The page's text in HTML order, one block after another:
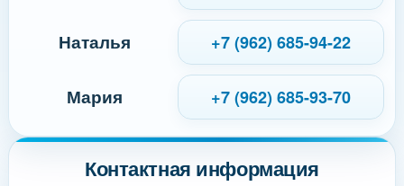
Контактная информация
Наталья +7 (962) 685-94-22
Мария +7 (962) 685-93-70